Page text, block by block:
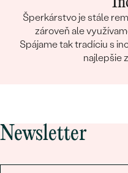
Šperkárstvo je stále
zároveň ale
Spájame tak tradíciu s
najlepšie
Newsletter